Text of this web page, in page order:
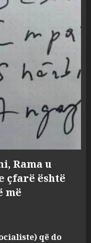
Rama u
çfarë është
më
që do